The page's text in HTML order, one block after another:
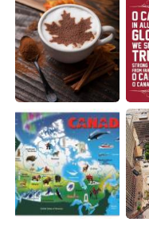
Türkçe
Português